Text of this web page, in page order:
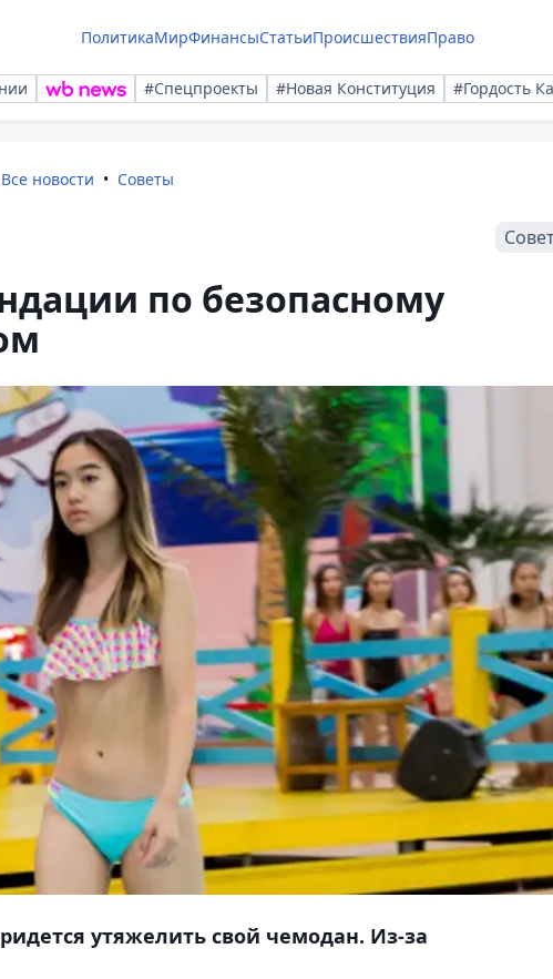
ПолитикаМирФинансыСтатьиПроисшествияПраво
#Спецпроекты #Новая Конституция #Гордость
Все новости Советы
по безопасному
утяжелить свой чемодан. Из-за